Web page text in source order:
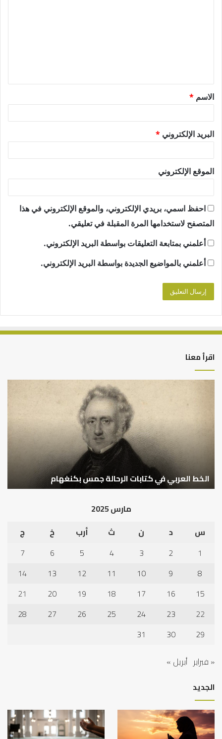
ق
*
الاسم *
البريد الإلكتروني *
الموقع الإلكتروني
احفظ اسمي، بريدي الإلكتروني، والموقع الإلكتروني في هذا
المتصفح لاستخدامها المرة المقبلة في تعليقي.
أعلمني بمتابعة التعليقات بواسطة البريد الإلكتروني.
أعلمني بالمواضيع الجديدة بواسطة البريد الإلكتروني.
اقرأ معنا
كيف
الإنسان؟
كيف تشكل العبادات شخصية الإنسان؟
مارس 2025
س
د ن ث أرب خ
ج
1
2
3
4
5
6
7
8
9
10
11
12
13
14
15
16
17
18
19
20
21
22
23
24
25
26
27
28
29
30
31
« فبراير أبريل »
الجديد